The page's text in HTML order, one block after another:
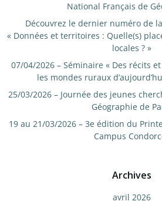
National Français de
Découvrez le dernier numéro de
« Données et territoires : Quelle(s)
locales ? »
07/04/2026 – Séminaire « Des récits
les mondes ruraux
25/03/2026 – Journée des jeunes
Géographie de
19 au 21/03/2026 – 3e édition du
Campus
Archives
avril 2026